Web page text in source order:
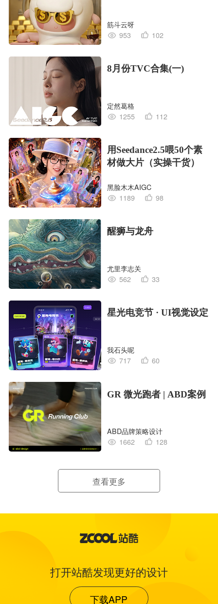
筋斗云呀
953
102
8月份TVC合集(一)
定然葛格
1255
112
用Seedance2.5喂50个素
材做大片（实操干货）
黑脸木木AIGC
1189
98
醒狮与龙舟
尤里李志关
562
33
星光电竞节 · UI视觉设定
我石头呢
717
60
GR 微光跑者 | ABD案例
ABD品牌策略设计
1662
128
查看更多
打开站酷发现更好的设计
下载APP